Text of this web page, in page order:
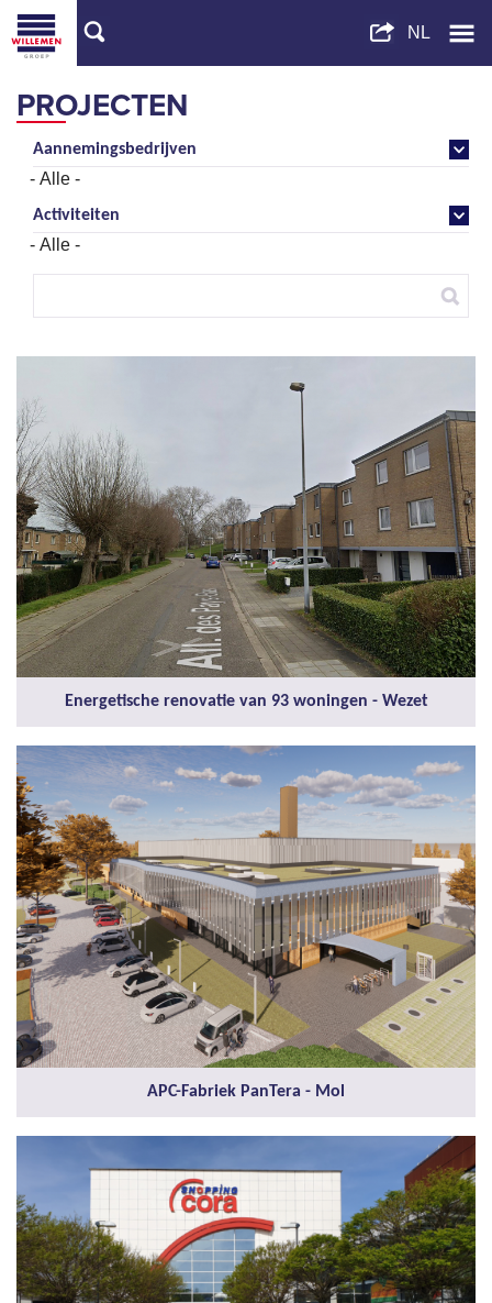
PROJECTEN
Aannemingsbedrijven
Activiteiten
Energetische renovatie van 93 woningen - Wezet
APC-Fabriek PanTera - Mol